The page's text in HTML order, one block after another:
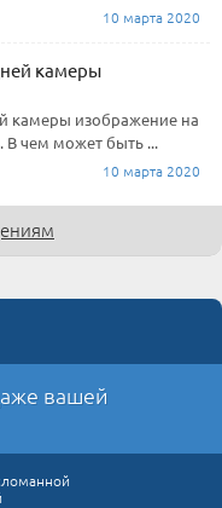
10 марта 2020
камеры
камеры изображение на
В чем может быть ...
10 марта 2020
вашей